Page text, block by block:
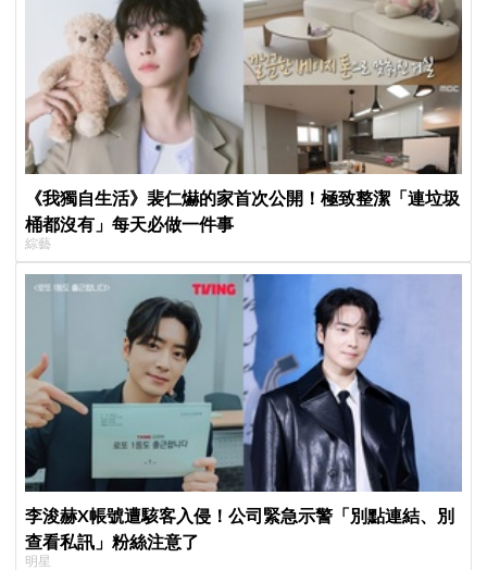
《我獨自生活》裴仁爀的家首次公開！極致整潔「連垃圾
桶都沒有」每天必做一件事
綜藝
李浚赫X帳號遭駭客入侵！公司緊急示警「別點連結、別
查看私訊」粉絲注意了
明星